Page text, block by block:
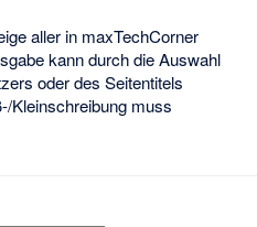
aller in maxTechCorner
kann durch die Auswahl
oder des Seitentitels
Kleinschreibung muss